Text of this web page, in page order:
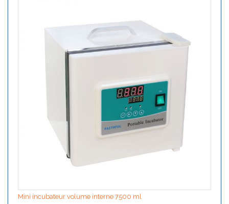
Mini incubateur volume interne 7500 ml